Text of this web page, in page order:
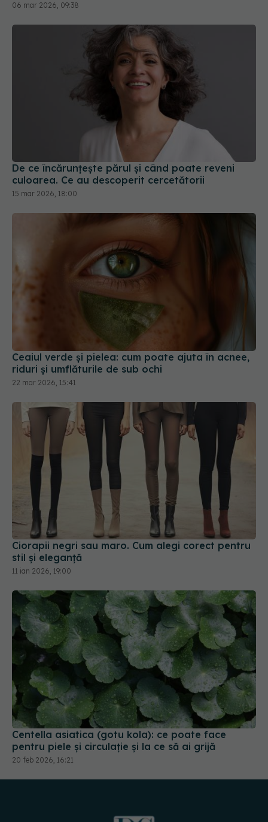
06 mar 2026, 09:38
De ce încărunțește părul și când poate reveni
culoarea. Ce au descoperit cercetătorii
15 mar 2026, 18:00
Ceaiul verde și pielea: cum poate ajuta în acnee,
riduri și umflăturile de sub ochi
22 mar 2026, 15:41
Ciorapii negri sau maro. Cum alegi corect pentru
stil și eleganță
11 ian 2026, 19:00
Centella asiatica (gotu kola): ce poate face
pentru piele și circulație și la ce să ai grijă
20 feb 2026, 16:21